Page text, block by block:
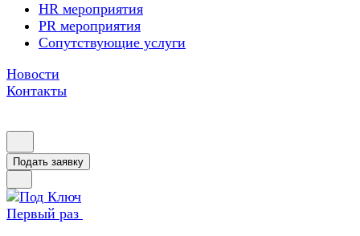
HR мероприятия
PR мероприятия
Сопутствующие услуги
Новости
Контакты
Подать заявку
Первый раз